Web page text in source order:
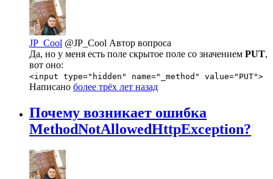
JP_Cool @JP_Cool Автор вопроса
Да, но у меня есть поле скрытое поле со значением PUT,
вот оно:
<input type="hidden" name="_method" value="PUT">
Написано более трёх лет назад
Почему возникает ошибка
MethodNotAllowedHttpException?